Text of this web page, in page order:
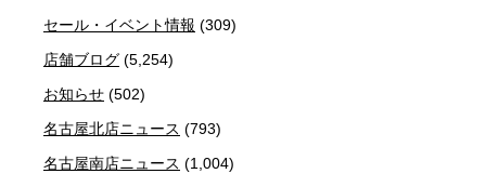
セール・イベント情報 (309)
店舗ブログ (5,254)
お知らせ (502)
名古屋北店ニュース (793)
名古屋南店ニュース (1,004)